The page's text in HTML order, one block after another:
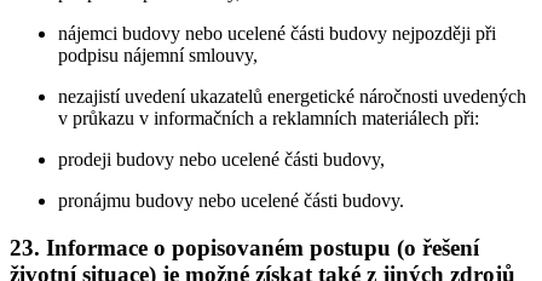
nájemci budovy nebo ucelené části budovy nejpozději při
podpisu nájemní smlouvy,
nezajistí uvedení ukazatelů energetické náročnosti uvedených
v průkazu v informačních a reklamních materiálech při:
prodeji budovy nebo ucelené části budovy,
pronájmu budovy nebo ucelené části budovy.
23. Informace o popisovaném postupu (o řešení
životní situace) je možné získat také z jiných zdrojů